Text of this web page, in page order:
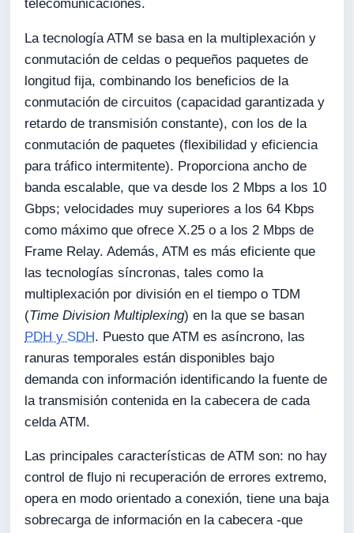
telecomunicaciones.
La tecnología ATM se basa en la multiplexación y
conmutación de celdas o pequeños paquetes de
longitud fija, combinando los beneficios de la
conmutación de circuitos (capacidad garantizada y
retardo de transmisión constante), con los de la
conmutación de paquetes (flexibilidad y eficiencia
para tráfico intermitente). Proporciona ancho de
banda escalable, que va desde los 2 Mbps a los 10
Gbps; velocidades muy superiores a los 64 Kbps
como máximo que ofrece X.25 o a los 2 Mbps de
Frame Relay. Además, ATM es más eficiente que
las tecnologías síncronas, tales como la
multiplexación por división en el tiempo o TDM
(Time Division Multiplexing) en la que se basan
PDH y SDH. Puesto que ATM es asíncrono, las
ranuras temporales están disponibles bajo
demanda con información identificando la fuente de
la transmisión contenida en la cabecera de cada
celda ATM.
Las principales características de ATM son: no hay
control de flujo ni recuperación de errores extremo,
opera en modo orientado a conexión, tiene una baja
sobrecarga de información en la cabecera -que